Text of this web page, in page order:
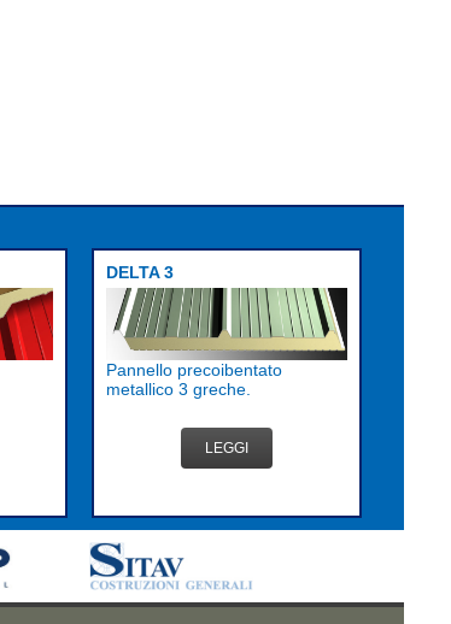
DELTA 3
Pannello precoibentato
metallico 3 greche.
LEGGI